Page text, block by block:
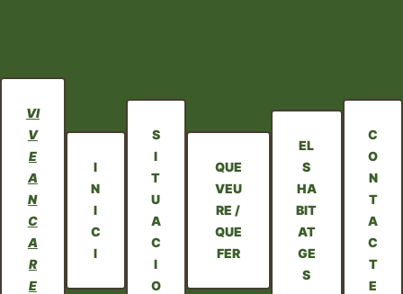
VI
V
E
A
N
C
A
R
E
I
N
I
C
I
S
I
T
U
A
C
I
O
QUE
VEU
RE /
QUE
FER
EL
S
HA
BIT
AT
GE
S
C
O
N
T
A
C
T
E